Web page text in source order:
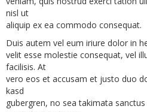
nisl ut
aliquip ex ea commodo consequat.
Duis autem vel eum iriure dolor in
velit esse molestie consequat, vel
facilisis. At
vero eos et accusam et justo duo
kasd
gubergren, no sea takimata